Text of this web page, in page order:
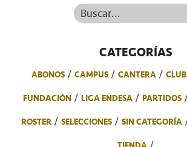
Buscar...
CATEGORÍAS
ABONOS CAMPUS CANTERA CLUB
FUNDACIÓN
LIGA ENDESA PARTIDOS
ROSTER
SELECCIONES SIN CATEGORÍA